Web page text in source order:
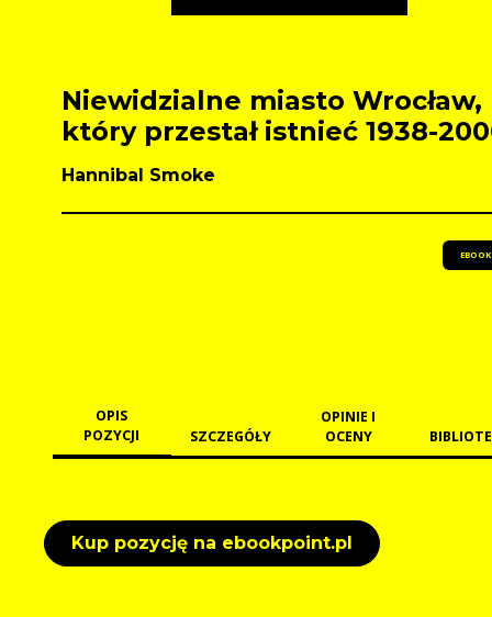
Niewidzialne miasto Wrocław,
który przestał istnieć 1938-
Hannibal Smoke
EBOOK
OPIS
POZYCJI
SZCZEGÓŁY
OPINIE I
OCENY
Kup pozycję na ebookpoint.pl